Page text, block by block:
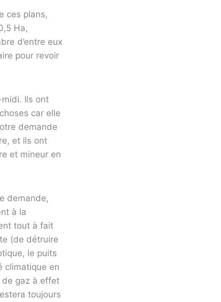
ces plans,
Ha,
d’entre eux
pour revoir
Ils ont
car elle
demande
et ils ont
et mineur en
demande,
à la
tout à fait
(de détruire
le puits
climatique en
de gaz à effet
toujours